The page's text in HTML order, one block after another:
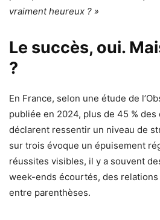
vraiment heureux ? »
Le succès, oui.
?
En France, selon une étude de
publiée en 2024, plus de 45 % des
déclarent ressentir un niveau de
sur trois évoque un épuisement
réussites visibles, il y a souvent
week-ends écourtés, des
entre parenthèses.